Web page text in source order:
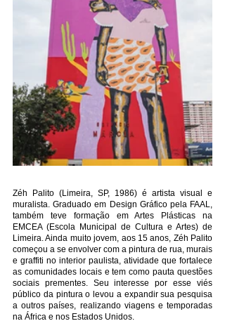
Zéh Palito (Limeira, SP, 1986) é artista visual e
muralista. Graduado em Design Gráfico pela FAAL,
também teve formação em Artes Plásticas na
EMCEA (Escola Municipal de Cultura e Artes) de
Limeira. Ainda muito jovem, aos 15 anos, Zéh Palito
começou a se envolver com a pintura de rua, murais
e graffiti no interior paulista, atividade que fortalece
as comunidades locais e tem como pauta questões
sociais prementes. Seu interesse por esse viés
público da pintura o levou a expandir sua pesquisa
a outros países, realizando viagens e temporadas
na África e nos Estados Unidos.